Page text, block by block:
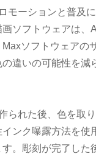
モーションと普及
ソフトウェアは、
ソフトウェアの
違いの可能性を減
れた後、色を取
ンク曝露方法を使
。彫刻が完了した